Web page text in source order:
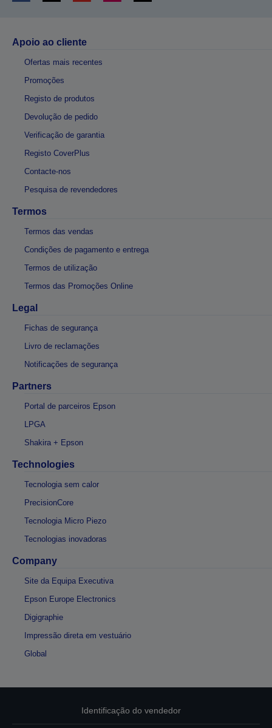
Apoio ao cliente
Ofertas mais recentes
Promoções
Registo de produtos
Devolução de pedido
Verificação de garantia
Registo CoverPlus
Contacte-nos
Pesquisa de revendedores
Termos
Termos das vendas
Condições de pagamento e entrega
Termos de utilização
Termos das Promoções Online
Legal
Fichas de segurança
Livro de reclamações
Notificações de segurança
Partners
Portal de parceiros Epson
LPGA
Shakira + Epson
Technologies
Tecnologia sem calor
PrecisionCore
Tecnologia Micro Piezo
Tecnologias inovadoras
Company
Site da Equipa Executiva
Epson Europe Electronics
Digigraphie
Impressão direta em vestuário
Global
Identificação do vendedor